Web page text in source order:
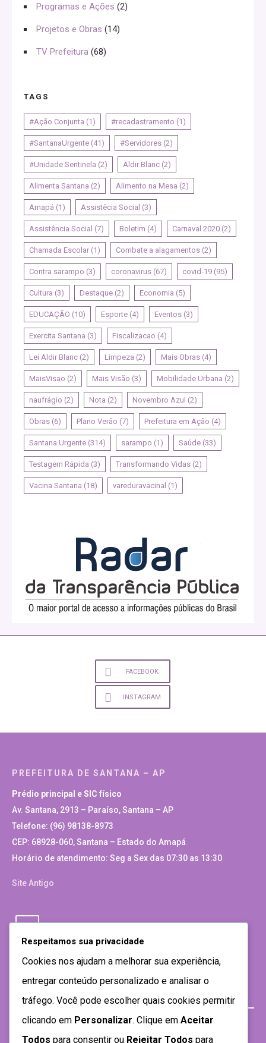
Programas e Ações (2)
Projetos e Obras (14)
TV Prefeitura (68)
TAGS
#Ação Conjunta (1) #recadastramento (1)
#SantanaUrgente (41) #Servidores (2)
#Unidade Sentinela (2) Aldir Blanc (2)
Alimenta Santana (2) Alimento na Mesa (2)
Amapá (1) Assistêcia Social (3)
Assistência Social (7) Boletim (4) Carnaval 2020 (2)
Chamada Escolar (1) Combate a alagamentos (2)
Contra sarampo (3) coronavirus (67) covid-19 (95)
Cultura (3) Destaque (2) Economia (5)
EDUCAÇÃO (10) Esporte (4) Eventos (3)
Exercita Santana (3) Fiscalizacao (4)
Lei Aldir Blanc (2) Limpeza (2) Mais Obras (4)
MaisVisao (2) Mais Visão (3) Mobilidade Urbana (2)
naufrágio (2) Nota (2) Novembro Azul (2)
Obras (6) Plano Verão (7) Prefeitura em Ação (4)
Santana Urgente (314) sarampo (1) Saúde (33)
Testagem Rápida (3) Transformando Vidas (2)
Vacina Santana (18) vareduravacinal (1)
FACEBOOK
INSTAGRAM
PREFEITURA DE SANTANA – AP
Prédio principal e SIC físico
Av. Santana, 2913 – Paraíso, Santana – AP
Telefone: (96) 98138-8973
CEP: 68928-060, Santana – Estado do Amapá
Horário de atendimento: Seg a Sex das 07:30 as 13:30
Site Antigo
Respeitamos sua privacidade
Cookies nos ajudam a melhorar sua experiência,
entregar conteúdo personalizado e analisar o
tráfego. Você pode escolher quais cookies permitir
clicando em Personalizar. Clique em Aceitar
Todos para consentir ou Rejeitar Todos para